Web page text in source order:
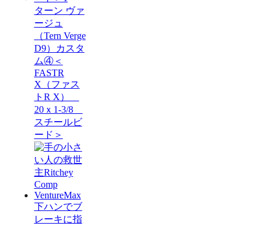
ターン ヴァ
ージュ
（Tern Verge
D9）カスタ
ム④＜
FASTR
X（ファス
トR X）
20ｘ1-3/8
スチールビ
ード＞
下ハンでブ
レーキに指